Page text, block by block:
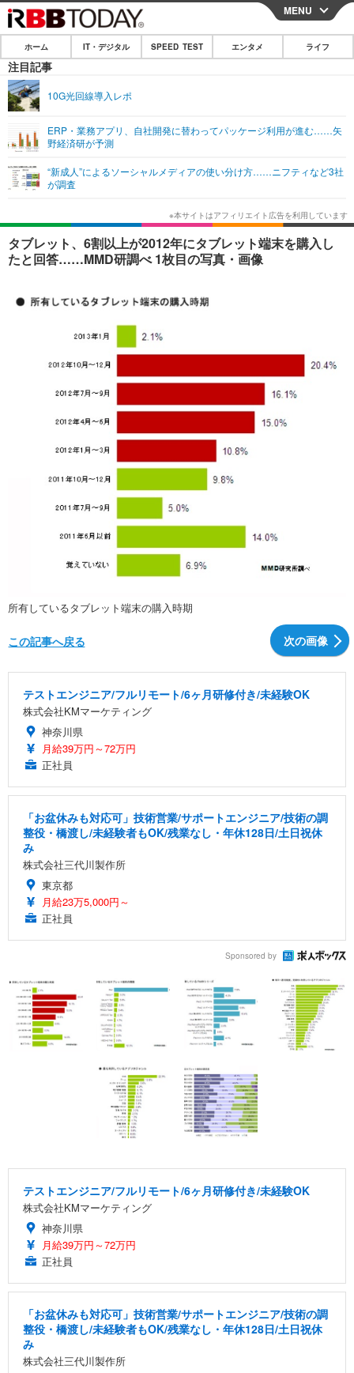
CLOSE
ホーム
IT・デジタル
ネタ
ショッピング その他
エンタメ
エンタメTOP
韓国・芸能
音楽 スポーツ
ショッピング
ライフ
ライフTOP グルメ
ペット ショッピング
リリース一覧
プッシュ通知の停止方法
MENU
ホーム IT・デジタル SPEED TEST エンタメ ライフ
注目記事
10G光回線導入レポ
ERP・業務アプリ、自社開発に替わってパッケージ利用が進む……矢
野経済研が予測
“新成人”によるソーシャルメディアの使い分け方……ニフティなど3社
が調査
タブレット、6割以上が2012年にタブレット端末を購入し
たと回答……MMD研調べ 1枚目の写真・画像
所有しているタブレット端末の購入時期
次の画像
この記事へ戻る
テストエンジニア/フルリモート/6ヶ月研修付き/未経験OK
株式会社KMマーケティング
神奈川県
月給39万円～72万円
正社員
「お盆休みも対応可」技術営業/サポートエンジニア/技術の調
整役・橋渡し/未経験者もOK/残業なし・年休128日/土日祝休
み
株式会社三代川製作所
東京都
月給23万5,000円～
正社員
Sponsored by
テストエンジニア/フルリモート/6ヶ月研修付き/未経験OK
株式会社KMマーケティング
神奈川県
月給39万円～72万円
正社員
「お盆休みも対応可」技術営業/サポートエンジニア/技術の調
整役・橋渡し/未経験者もOK/残業なし・年休128日/土日祝休
み
株式会社三代川製作所